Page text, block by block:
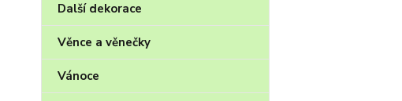
Další dekorace
Věnce a věnečky
Vánoce